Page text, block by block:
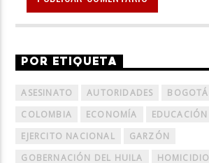
POR ETIQUETA
ASESINATO AUTORIDADES BOGOTÁ
COLOMBIA
ECONOMÍA
EDUCACIÓN
EJERCITO NACIONAL
GARZÓN
GOBERNACIÓN DEL HUILA
HOMICIDIO